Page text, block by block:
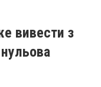
вивести з